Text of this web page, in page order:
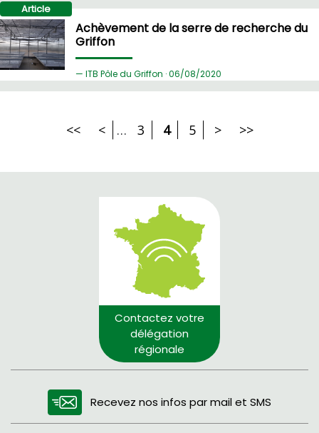
Article
Achèvement de la serre de recherche du
Griffon
ITB Pôle du Griffon ·06/08/2020
<< < … 3 4 5 > >>
Contactez votre
délégation
régionale
Recevez nos infos par mail et SMS